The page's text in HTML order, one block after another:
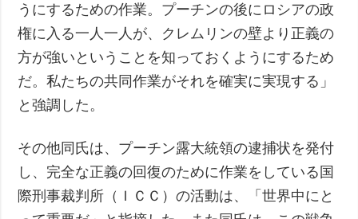
うにするための作業。プーチンの後にロシアの政
権に入る一人一人が、クレムリンの壁より正義の
方が強いということを知っておくようにするため
だ。私たちの共同作業がそれを確実に実現する」
と強調した。
その他同氏は、プーチン露大統領の逮捕状を発付
し、完全な正義の回復のために作業をしている国
際刑事裁判所（ＩＣＣ）の活動は、「世界中にと